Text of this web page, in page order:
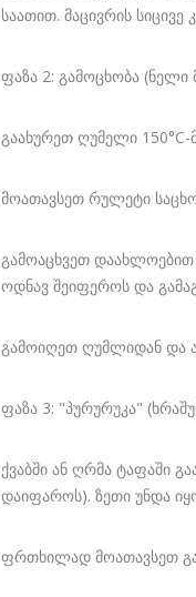
საათით. მაცივრის სიცივე
ფაზა 2: გამოცხობა (ნელი
გაახურეთ ღუმელი 150°C-
მოათავსეთ რულეტი
გამოაცხვეთ
ოდნავ შეიფეროს და
გამოიღეთ ღუმლიდან და
ფაზა 3: "პურურუკა"
ქვაბში ან ღრმა ტაფაში
დაიფაროს). ზეთი უნდა
ფრთხილად მოათავსეთ